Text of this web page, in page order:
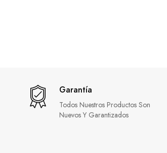
Garantía
Todos Nuestros Productos Son
Nuevos Y Garantizados